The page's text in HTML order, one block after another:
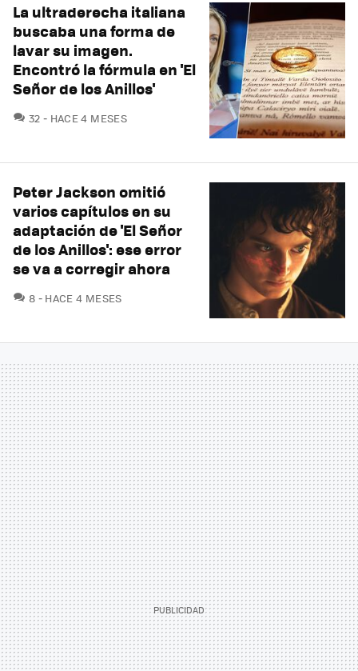
La ultraderecha italiana
buscaba una forma de
lavar su imagen.
Encontró la fórmula en 'El
Señor de los Anillos'
32 COMENTARIOS
HACE 4 MESES
Peter Jackson omitió
varios capítulos en su
adaptación de 'El Señor
de los Anillos': ese error
se va a corregir ahora
8 COMENTARIOS
HACE 4 MESES